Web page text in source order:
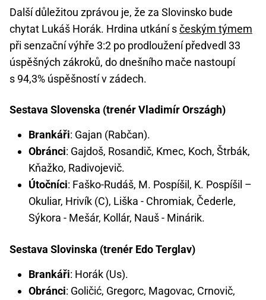
Další důležitou zprávou je, že za Slovinsko bude
chytat Lukáš Horák. Hrdina utkání sčeským týmem
při senzační výhře 3:2 po prodloužení předvedl 33
úspěšných zákroků, do dnešního mače nastoupí
s 94,3% úspěšností v zádech.
Sestava Slovenska (trenér Vladimír Országh)
Brankáři: Gajan (Rabčan).
Obránci: Gajdoš, Rosandič, Kmec, Koch, Štrbák,
Kňažko, Radivojevič.
Útočníci: Faško-Rudáš, M. Pospíšil, K. Pospíšil –
Okuliar, Hrivík (C), Liška - Chromiak, Čederle,
Sýkora - Mešár, Kollár, Nauš - Minárik.
Sestava Slovinska (trenér Edo Terglav)
Brankáři: Horák (Us).
Obránci: Goličić, Gregorc, Magovac, Crnovič,